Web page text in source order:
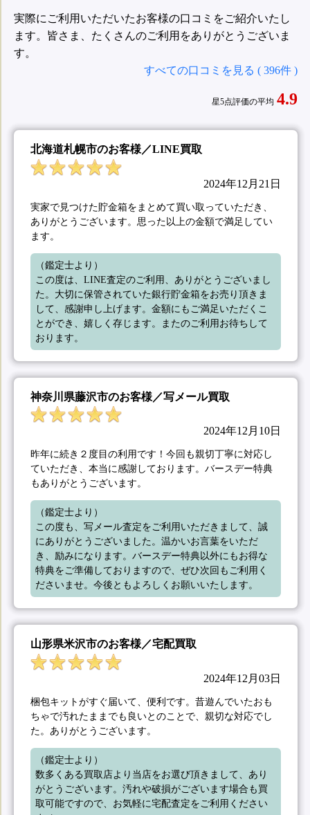
実際にご利用いただいたお客様の口コミをご紹介いたし
ます。皆さま、たくさんのご利用をありがとうございま
す。
すべての口コミを見る ( 396件 )
星5点評価の平均 4.9
北海道札幌市のお客様／LINE買取
2024年12月21日
実家で見つけた貯金箱をまとめて買い取っていただき、
ありがとうございます。思った以上の金額で満足してい
ます。
（鑑定士より）
この度は、LINE査定のご利用、ありがとうございまし
た。大切に保管されていた銀行貯金箱をお売り頂きま
して、感謝申し上げます。金額にもご満足いただくこ
とができ、嬉しく存じます。またのご利用お待ちして
おります。
神奈川県藤沢市のお客様／写メール買取
2024年12月10日
昨年に続き２度目の利用です！今回も親切丁寧に対応し
ていただき、本当に感謝しております。バースデー特典
もありがとうございます。
（鑑定士より）
この度も、写メール査定をご利用いただきまして、誠
にありがとうございました。温かいお言葉をいただ
き、励みになります。バースデー特典以外にもお得な
特典をご準備しておりますので、ぜひ次回もご利用く
ださいませ。今後ともよろしくお願いいたします。
山形県米沢市のお客様／宅配買取
2024年12月03日
梱包キットがすぐ届いて、便利です。昔遊んでいたおも
ちゃで汚れたままでも良いとのことで、親切な対応でし
た。ありがとうございます。
（鑑定士より）
数多くある買取店より当店をお選び頂きまして、あり
がとうございます。汚れや破損がございます場合も買
取可能ですので、お気軽に宅配査定をご利用ください